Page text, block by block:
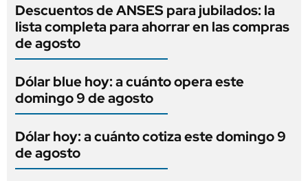
Descuentos de ANSES para jubilados: la
lista completa para ahorrar en las compras
de agosto
Dólar blue hoy: a cuánto opera este
domingo 9 de agosto
Dólar hoy: a cuánto cotiza este domingo 9
de agosto